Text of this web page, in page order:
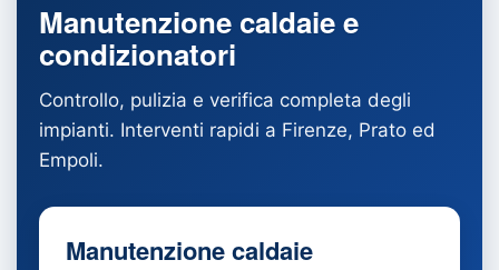
Manutenzione caldaie e
condizionatori
Controllo, pulizia e verifica completa degli
impianti. Interventi rapidi a Firenze, Prato ed
Empoli.
Manutenzione caldaie